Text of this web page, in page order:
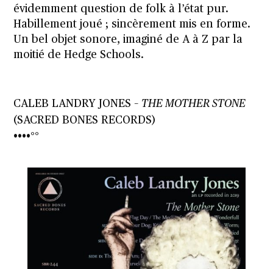
évidemment question de folk à l’état pur.
Habillement joué ; sincèrement mis en forme.
Un bel objet sonore, imaginé de A à Z par la
moitié de Hedge Schools.
CALEB LANDRY JONES – THE MOTHER STONE
(SACRED BONES RECORDS)
••••°°